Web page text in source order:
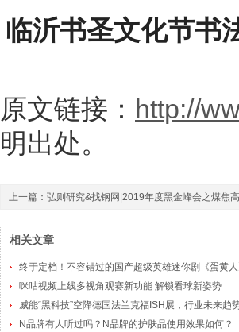
临沂书圣文化节书
原文链接： http://
明出处。
上一篇： 弘则研究&找钢网|2019年度黑金峰会之煤焦
相关文章
终于定档！不容错过的国产超级英雄迷你剧《蛋黄人
咪咕视频上线多视角观赛新功能 解锁看球新姿势
威能“黑科技”空降德国法兰克福ISH展，行业未来趋
N品牌有人听过吗？N品牌的护肤品使用效果如何？